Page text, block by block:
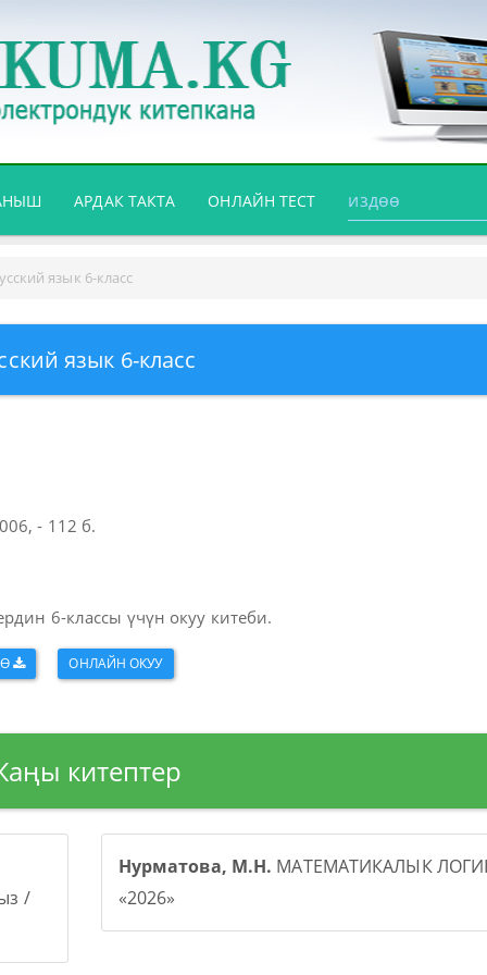
АРДАК ТАКТА ОНЛАЙН ТЕСТ
язык 6-класс
язык 6-класс
- 112 б.
6-классы үчүн окуу китеби.
ОНЛАЙН ОКУУ
китептер
/
Нурматова, М.Н. МАТЕМАТИКАЛЫК
«2026»